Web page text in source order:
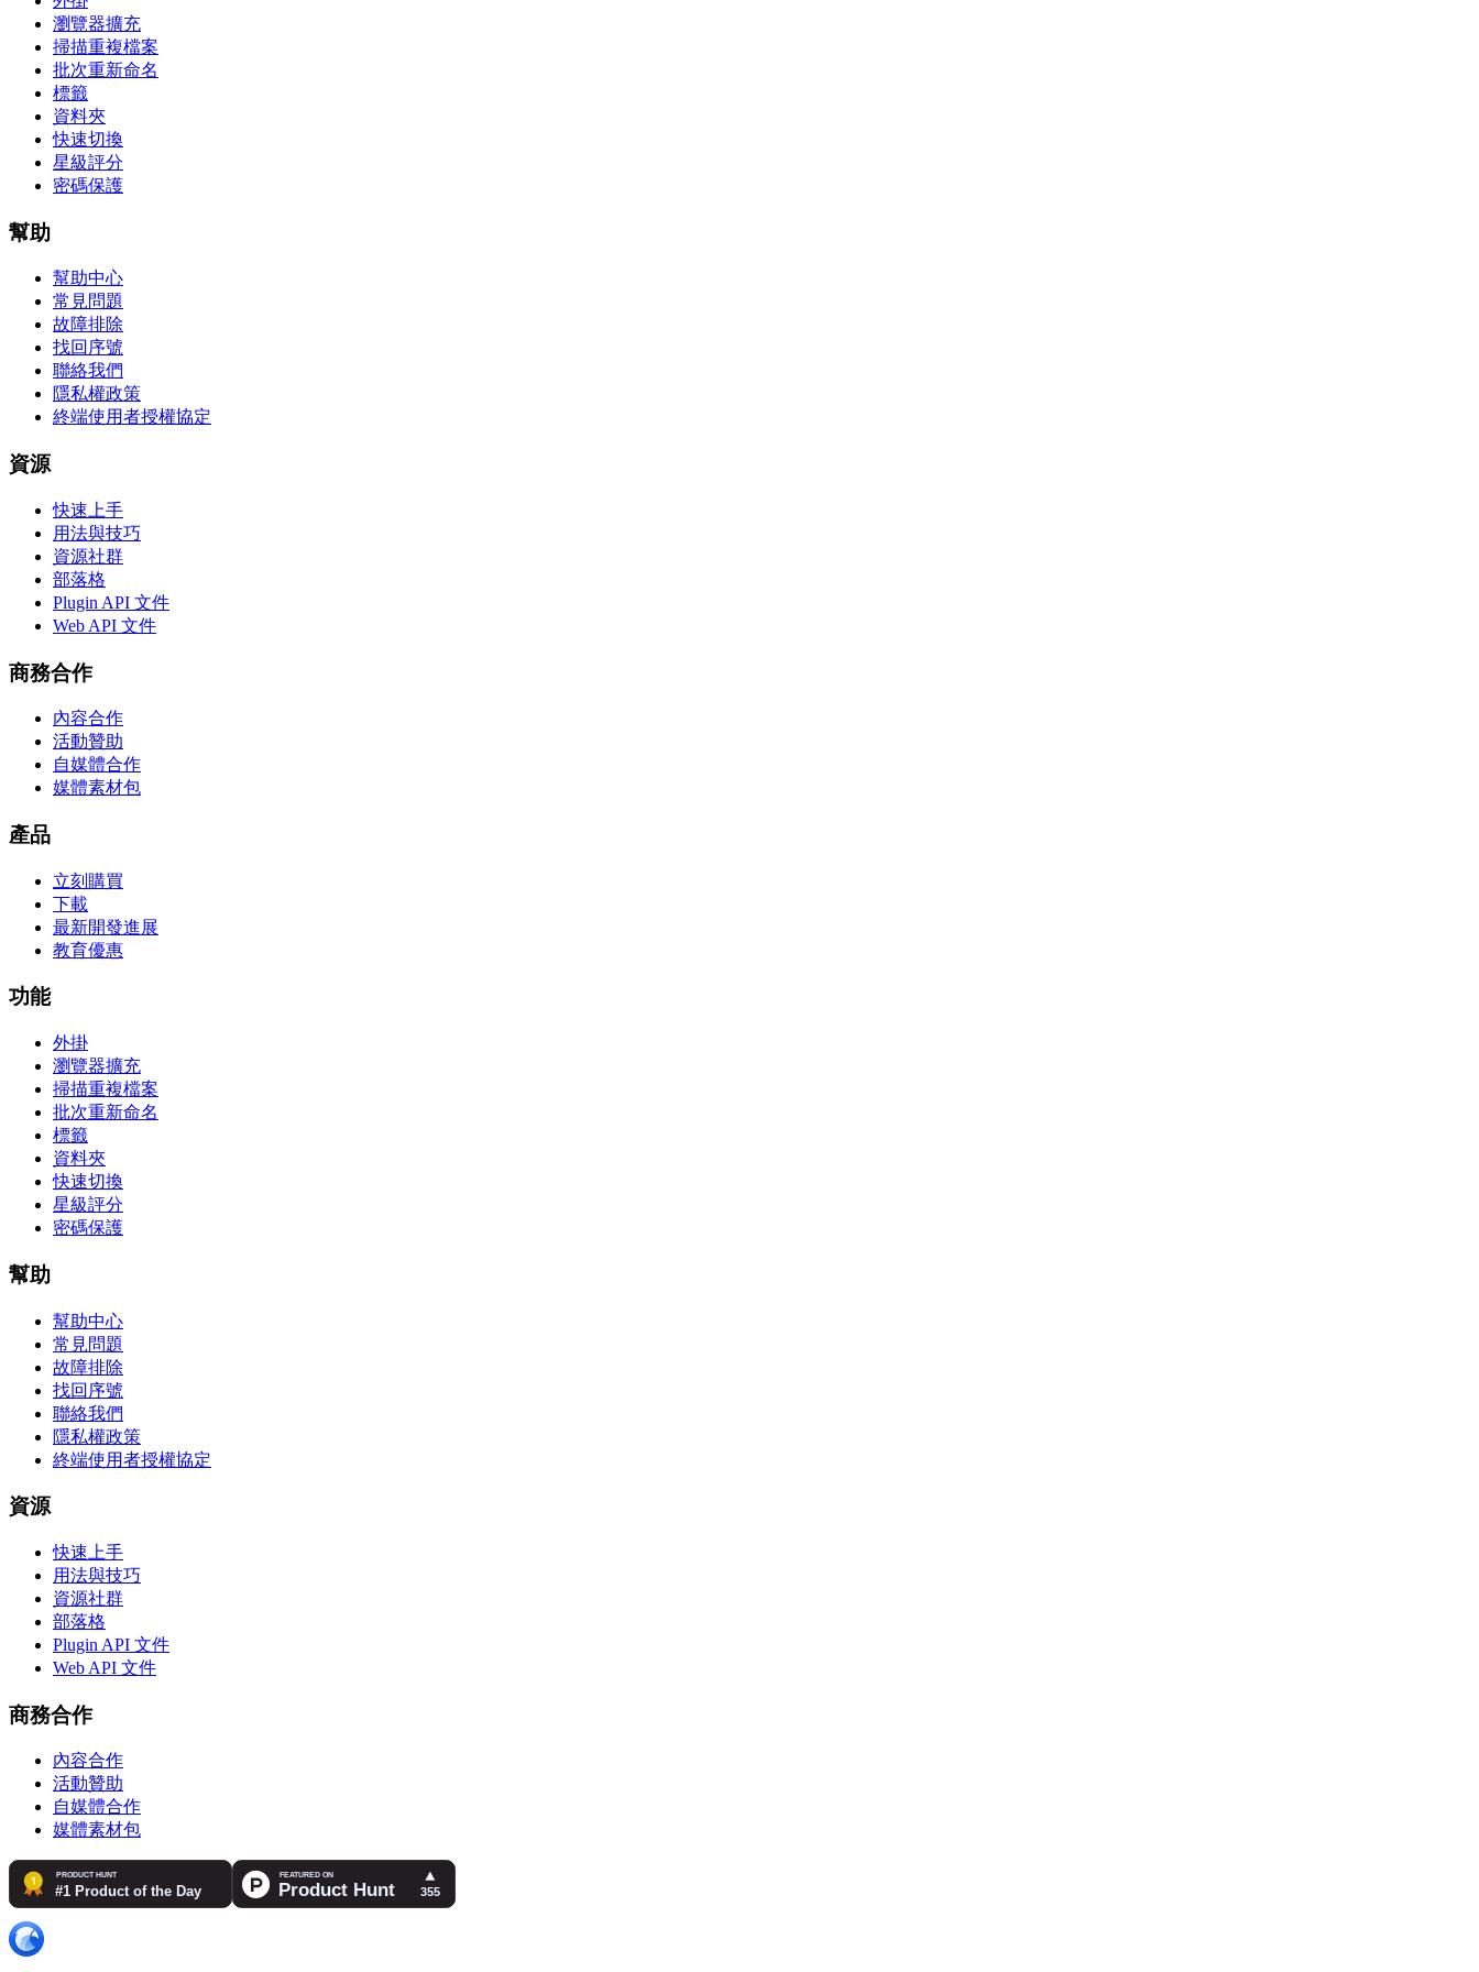
瀏覽器擴充
掃描重複檔案
批次重新命名
標籤
資料夾
快速切換
星級評分
密碼保護
幫助
幫助中心
常見問題
故障排除
找回序號
聯絡我們
隱私權政策
終端使用者授權協定
資源
快速上手
用法與技巧
資源社群
部落格
Plugin API 文件
Web API 文件
商務合作
內容合作
活動贊助
自媒體合作
媒體素材包
產品
立刻購買
下載
最新開發進展
教育優惠
功能
外掛
瀏覽器擴充
掃描重複檔案
批次重新命名
標籤
資料夾
快速切換
星級評分
密碼保護
幫助
幫助中心
常見問題
故障排除
找回序號
聯絡我們
隱私權政策
終端使用者授權協定
資源
快速上手
用法與技巧
資源社群
部落格
Plugin API 文件
Web API 文件
商務合作
內容合作
活動贊助
自媒體合作
媒體素材包